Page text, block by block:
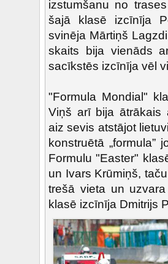
izstumšanu no
šajā klasē izcīnīja
svinēja Mārtiņš
skaits bija vienāds
sacīkstēs izcīnīja vēl
"Formula Mondial"
Viņš arī bija ātrākais
aiz sevis atstājot
konstruētā
Formulu "Easter"
un Ivars Krūmiņš,
trešā vieta un
klasē izcīnīja Dmitrijs